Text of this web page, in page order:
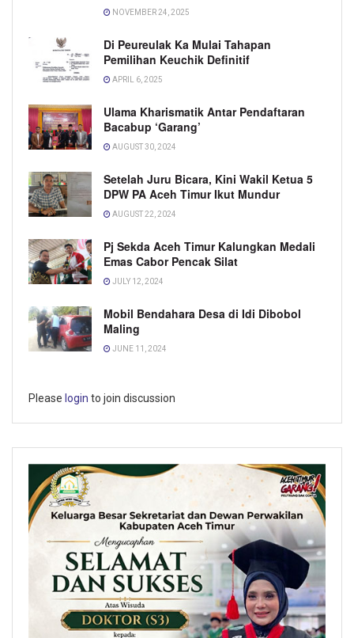
NOVEMBER 24, 2025
Di Peureulak Ka Mulai Tahapan
Pemilihan Keuchik Definitif
APRIL 6, 2025
Ulama Kharismatik Antar Pendaftaran
Bacabup ‘Garang’
AUGUST 30, 2024
Setelah Juru Bicara, Kini Wakil Ketua 5
DPW PA Aceh Timur Ikut Mundur
AUGUST 22, 2024
Pj Sekda Aceh Timur Kalungkan Medali
Emas Cabor Pencak Silat
JULY 12, 2024
Mobil Bendahara Desa di Idi Dibobol
Maling
JUNE 11, 2024
Please login to join discussion